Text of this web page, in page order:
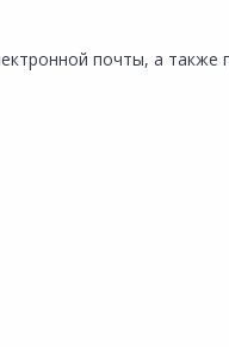
почты, а также